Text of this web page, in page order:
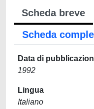
Scheda breve
Scheda
Data di
1992
Lingua
Italiano